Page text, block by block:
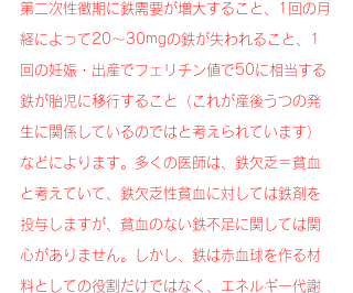
第二次性徴期に鉄需要が増大すること、1回の月
経によって20～30mgの鉄が失われること、1
回の妊娠・出産でフェリチン値で50に相当する
鉄が胎児に移行すること（これが産後うつの発
生に関係しているのではと考えられています）
などによります。多くの医師は、鉄欠乏＝貧血
と考えていて、鉄欠乏性貧血に対しては鉄剤を
投与しますが、貧血のない鉄不足に関しては関
心がありません。しかし、鉄は赤血球を作る材
料としての役割だけではなく、エネルギー代謝